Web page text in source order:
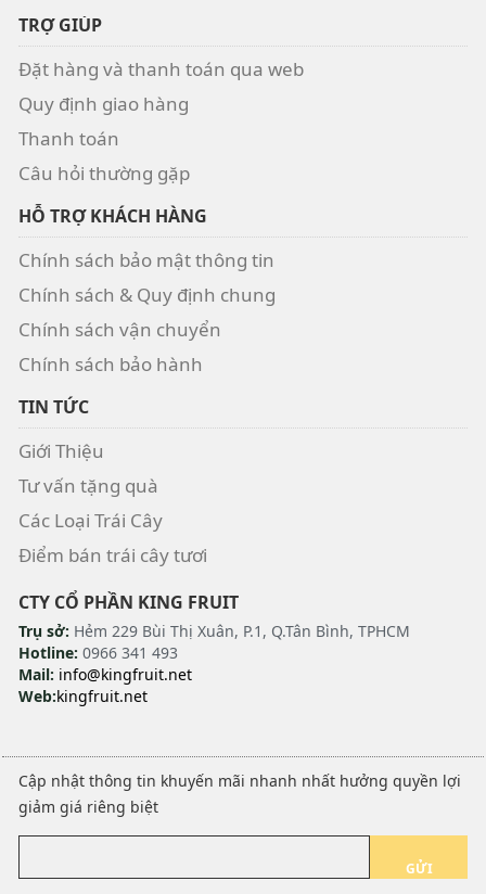
TRỢ GIÚP
Đặt hàng và thanh toán qua web
Quy định giao hàng
Thanh toán
Câu hỏi thường gặp
HỖ TRỢ KHÁCH HÀNG
Chính sách bảo mật thông tin
Chính sách & Quy định chung
Chính sách vận chuyển
Chính sách bảo hành
TIN TỨC
Giới Thiệu
Tư vấn tặng quà
Các Loại Trái Cây
Điểm bán trái cây tươi
CTY CỔ PHẦN KING FRUIT
Trụ sở: Hẻm 229 Bùi Thị Xuân, P.1, Q.Tân Bình, TPHCM
Hotline: 0966 341 493
Mail: info@kingfruit.net
Web:kingfruit.net
Cập nhật thông tin khuyến mãi nhanh nhất hưởng quyền lợi
giảm giá riêng biệt
GỬI